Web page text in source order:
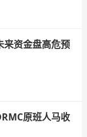
来资金盘高危预
原班人马收